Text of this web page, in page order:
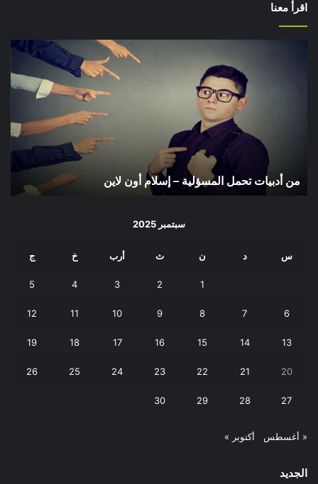
اقرأ معنا
من أدبيات تحمل المسؤلية – إسلام أون لاين
سبتمبر 2025
س د ن ث أرب خ ج
1
2
3
4
5
6
7
8
9
10
11
12
13
14
15
16
17
18
19
20
21
22
23
24
25
26
27
28
29
30
« أغسطس أكتوبر »
الجديد